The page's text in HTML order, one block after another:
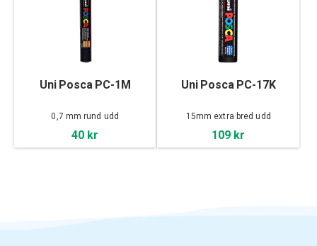
Uni Posca PC-1M
0,7 mm rund udd
40 kr
Uni Posca PC-17K
15mm extra bred udd
109 kr